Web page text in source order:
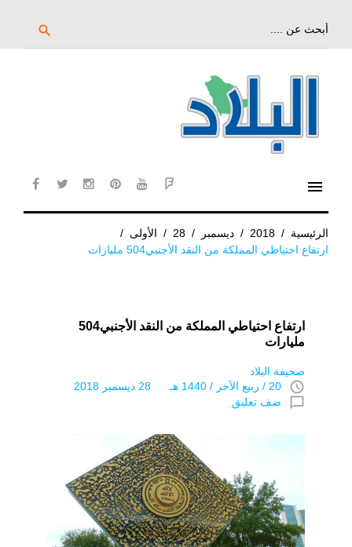
search
menu
الرئيسية /
2018
/ ديسمبر /
28
/ الأولى /
ارتفاع احتياطي المملكة من النقد الأجنبي504 مليارات
ارتفاع احتياطي المملكة من النقد الأجنبي504
مليارات
صحيفة البلاد
access_time 20 / ربيع الآخر / 1440 هـ 28 ديسمبر 2018
chat_bubble_outline ضف تعليق